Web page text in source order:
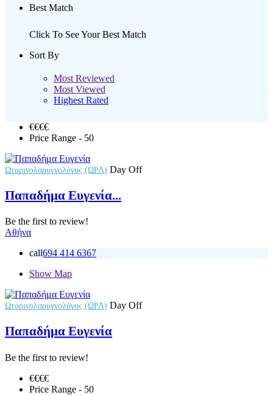
Best Match
Click To See Your Best Match
Sort By
Most Reviewed
Most Viewed
Highest Rated
€€€€
Price Range - 50
Ωτορινολαρυγγολόγος (ΩΡΛ) Day Off
Παπαδήμα Ευγενία...
Be the first to review!
Αθήνα
call694 414 6367
Show Map
Ωτορινολαρυγγολόγος (ΩΡΛ) Day Off
Παπαδήμα Ευγενία
Be the first to review!
€€€€
Price Range - 50